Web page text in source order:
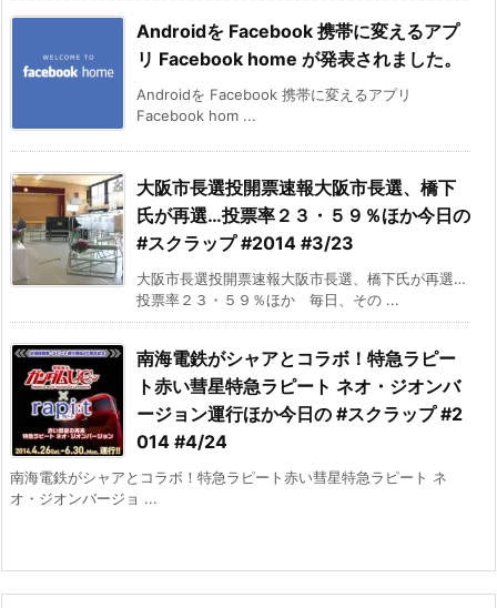
Androidを Facebook 携帯に変えるアプ
リ Facebook home が発表されました。
Androidを Facebook 携帯に変えるアプリ
Facebook hom ...
大阪市長選投開票速報大阪市長選、橋下
氏が再選…投票率２３・５９％ほか今日の
#スクラップ #2014 #3/23
大阪市長選投開票速報大阪市長選、橋下氏が再選…
投票率２３・５９％ほか 毎日、その ...
南海電鉄がシャアとコラボ！特急ラピー
ト赤い彗星特急ラピート ネオ・ジオンバ
ージョン運行ほか今日の #スクラップ #2
014 #4/24
南海電鉄がシャアとコラボ！特急ラピート赤い彗星特急ラピート ネ
オ・ジオンバージョ ...